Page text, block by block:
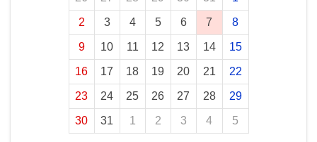
2 3 4 5 6 7 8
9 10 11 12 13 14 15
16 17 18 19 20 21 22
23 24 25 26 27 28 29
30 31 1 2 3 4 5